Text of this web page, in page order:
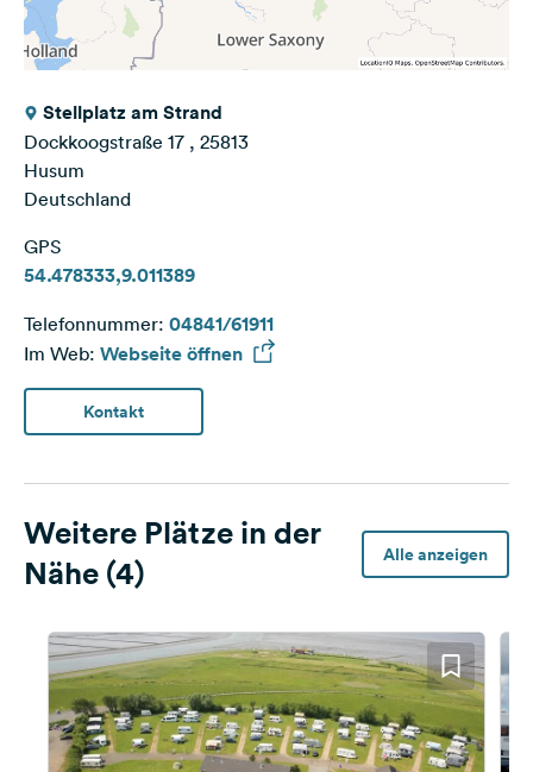
Stellplatz am Strand
Dockkoogstraße 17 , 25813
Husum
Deutschland
GPS
54.478333,9.011389
Telefonnummer: 04841/61911
Im Web: Webseite öffnen
Kontakt
Weitere Plätze in der
Nähe (4)
Alle anzeigen